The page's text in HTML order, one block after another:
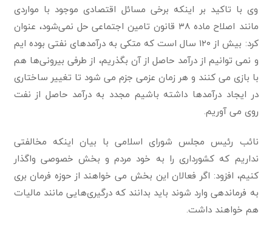
وی با تاکید بر اینکه برخی مسائل اقتصادی موجود با مواردی
مانند اصلاح ماده ۳۸ قانون تامین اجتماعی حل نمی‌شود، عنوان
کرد: بیش از ۱۲۰ سال است که متکی به درآمدهای نفتی بوده ایم
و نمی توانیم از درآمد حاصل از آن بگذریم، از طرفی بیرونی‌ها هم
با بازی می کنند و هر زمان عزمی جزم می شود تا تغییر ساختاری
در ایجاد درآمدها داشته باشیم مجدد به درآمد حاصل از نفت
روی می آوریم.
نائب رئیس مجلس شورای اسلامی با بیان اینکه مخالفتی
نداریم که کشورداری را به خود مردم و بخش خصوصی واگذار
کنیم، افزود: اگر فعالان این بخش می خواهند از حوزه فرمان بری
به فرماندهی وارد شوند باید بدانند که درگیری‌هایی مانند مالیات
هم خواهند داشت.